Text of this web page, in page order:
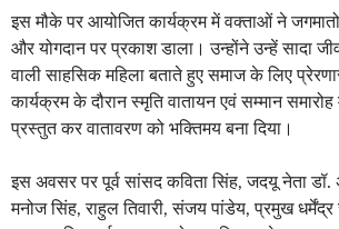
इस मौके पर आयोजित कार्यक्रम में वक्ताओं ने
और योगदान पर प्रकाश डाला। उन्होंने उन्हें सादा
वाली साहसिक महिला बताते हुए समाज के लिए
कार्यक्रम के दौरान स्मृति वातायन एवं सम्मान
प्रस्तुत कर वातावरण को भक्तिमय बना दिया।
इस अवसर पर पूर्व सांसद कविता सिंह, जदयू नेता डॉ.
मनोज सिंह, राहुल तिवारी, संजय पांडेय, प्रमुख